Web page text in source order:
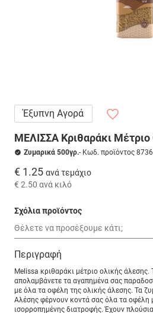
Έξυπνη Αγορά
ΜΕΛΙΣΣΑ Κριθαράκι Μέτριο
Ζυμαρικά 500γρ.- Κωδ. προϊόντος
€ 1.25 ανά τεμάχιο
€ 2.50 ανά κιλό
Σχόλια προϊόντος
Περιγραφή
Melissa κριθαράκι μέτριο ολικής
απολαμβάνετε τα αγαπημένα σας
με όλα τα οφέλη της ολικής άλεσης. Τα
Aλέσης φέρνουν κοντά σας όλα τα οφέλη
ισορροπημένης διατροφής. Έχουν